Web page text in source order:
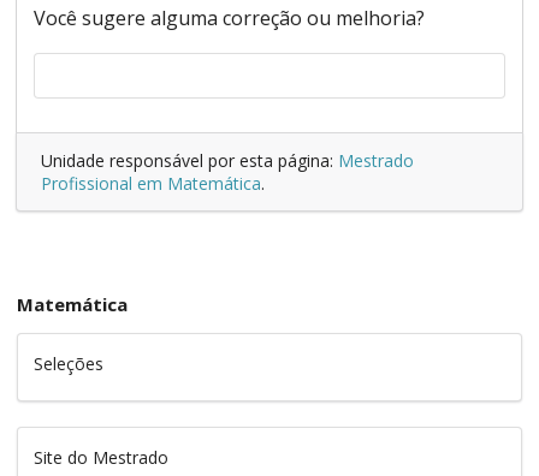
Você sugere alguma correção ou melhoria?
Unidade responsável por esta página: Mestrado
Profissional em Matemática.
Matemática
Seleções
Site do Mestrado